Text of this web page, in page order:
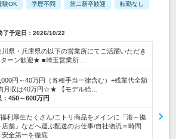
験OK 学歴不問 第二新卒歓迎 転勤なし
予定日：2026/10/22
県・兵庫県の以下の営業所にてご活躍いただき
ーン歓迎★ ■埼玉営業所…
円～40万円（各種手当一律含む）+残業代全額
収は40万円☆★ 【モデル給…
450～600万円
福利厚生たくさん/ニトリ商品をメインに「港～拠
店舗」などへ運ぶ配送のお仕事/自社物流＝時間
安全第一を徹底